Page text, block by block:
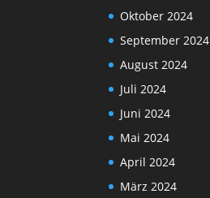
Oktober 2024
September 2024
August 2024
Juli 2024
Juni 2024
Mai 2024
April 2024
März 2024